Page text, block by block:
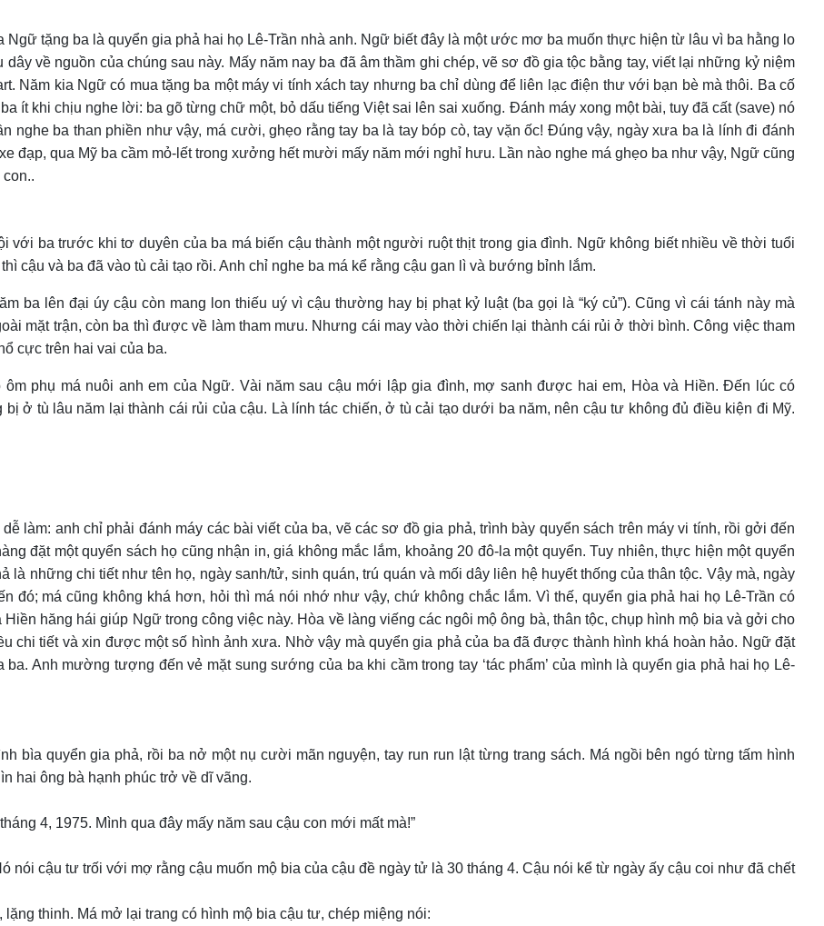
Ngữ tặng ba là quyển gia phả hai họ Lê-Trần nhà anh. Ngữ biết đây là một ước mơ ba muốn thực hiện từ lâu vì ba hằng lo
về nguồn của chúng sau này. Mấy năm nay ba đã âm thầm ghi chép, vẽ sơ đồ gia tộc bằng tay, viết lại những kỷ niệm
Năm kia Ngữ có mua tặng ba một máy vi tính xách tay nhưng ba chỉ dùng để liên lạc điện thư với bạn bè mà thôi. Ba cố
ít khi chịu nghe lời: ba gõ từng chữ một, bỏ dấu tiếng Việt sai lên sai xuống. Đánh máy xong một bài, tuy đã cất (save) nó
nghe ba than phiền như vậy, má cười, ghẹo rằng tay ba là tay bóp cò, tay vặn ốc! Đúng vậy, ngày xưa ba là lính đi đánh
đạp, qua Mỹ ba cầm mỏ-lết trong xưởng hết mười mấy năm mới nghỉ hưu. Lần nào nghe má ghẹo ba như vậy, Ngữ cũng
với ba trước khi tơ duyên của ba má biến cậu thành một người ruột thịt trong gia đình. Ngữ không biết nhiều về thời tuổi
cậu và ba đã vào tù cải tạo rồi. Anh chỉ nghe ba má kể rằng cậu gan lì và bướng bỉnh lắm.
ba lên đại úy cậu còn mang lon thiếu uý vì cậu thường hay bị phạt kỷ luật (ba gọi là “ký củ”). Cũng vì cái tánh này mà
mặt trận, còn ba thì được về làm tham mưu. Nhưng cái may vào thời chiến lại thành cái rủi ở thời bình. Công việc tham
cực trên hai vai của ba.
phụ má nuôi anh em của Ngữ. Vài năm sau cậu mới lập gia đình, mợ sanh được hai em, Hòa và Hiền. Đến lúc có
ở tù lâu năm lại thành cái rủi của cậu. Là lính tác chiến, ở tù cải tạo dưới ba năm, nên cậu tư không đủ điều kiện đi Mỹ.
làm: anh chỉ phải đánh máy các bài viết của ba, vẽ các sơ đồ gia phả, trình bày quyển sách trên máy vi tính, rồi gởi đến
đặt một quyển sách họ cũng nhận in, giá không mắc lắm, khoảng 20 đô-la một quyển. Tuy nhiên, thực hiện một quyển
những chi tiết như tên họ, ngày sanh/tử, sinh quán, trú quán và mối dây liên hệ huyết thống của thân tộc. Vậy mà, ngày
đó; má cũng không khá hơn, hỏi thì má nói nhớ như vậy, chứ không chắc lắm. Vì thế, quyển gia phả hai họ Lê-Trần có
hăng hái giúp Ngữ trong công việc này. Hòa về làng viếng các ngôi mộ ông bà, thân tộc, chụp hình mộ bia và gởi cho
chi tiết và xin được một số hình ảnh xưa. Nhờ vậy mà quyển gia phả của ba đã được thành hình khá hoàn hảo. Ngữ đặt
Anh mường tượng đến vẻ mặt sung sướng của ba khi cầm trong tay ‘tác phẩm’ của mình là quyển gia phả hai họ Lê-
bìa quyển gia phả, rồi ba nở một nụ cười mãn nguyện, tay run run lật từng trang sách. Má ngồi bên ngó từng tấm hình
hai ông bà hạnh phúc trở về dĩ vãng.
4, 1975. Mình qua đây mấy năm sau cậu con mới mất mà!”
nói cậu tư trối với mợ rằng cậu muốn mộ bia của cậu đề ngày tử là 30 tháng 4. Cậu nói kể từ ngày ấy cậu coi như đã chết
thinh. Má mở lại trang có hình mộ bia cậu tư, chép miệng nói: